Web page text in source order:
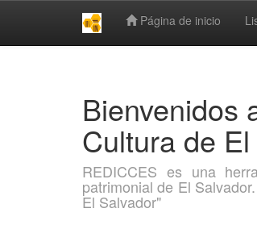
Página de inicio
Bienvenidos
Cultura de
REDICCES es una
patrimonial de El
El Salvador"